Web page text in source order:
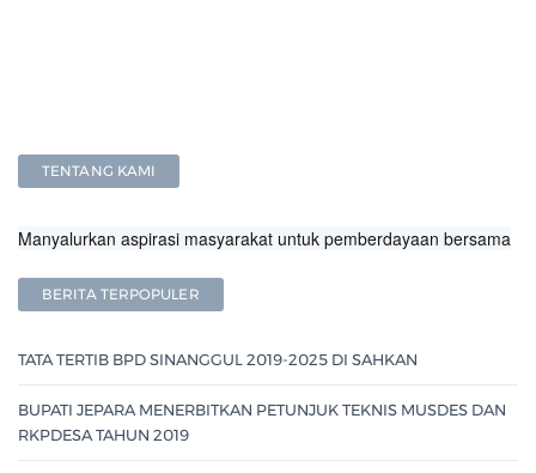
TENTANG KAMI
Manyalurkan aspirasi masyarakat untuk pemberdayaan bersama
BERITA TERPOPULER
TATA TERTIB BPD SINANGGUL 2019-2025 DI SAHKAN
BUPATI JEPARA MENERBITKAN PETUNJUK TEKNIS MUSDES DAN
RKPDESA TAHUN 2019